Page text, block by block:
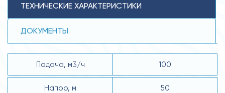
ТЕХНИЧЕСКИЕ ХАРАКТЕРИСТИКИ
ДОКУМЕНТЫ
Подача, м3/ч 100
Напор, м 50